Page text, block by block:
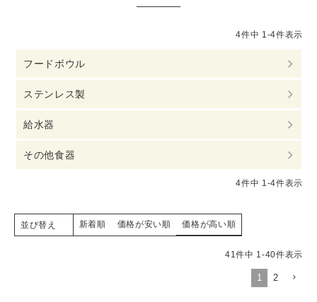
4件中 1-4件表示
フードボウル
ステンレス製
給水器
その他食器
4件中 1-4件表示
並び替え 新着順 価格が安い順 価格が高い順
41件中 1-40件表示
1 2